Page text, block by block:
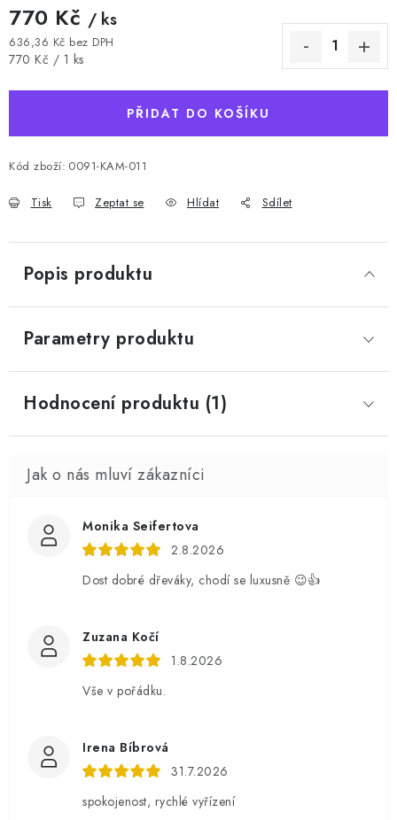
770 Kč / ks
636,36 Kč bez DPH
Měrná cena:
770 Kč / 1 ks
PŘIDAT DO KOŠÍKU
Kód zboží: 0091-KAM-011
Tisk Zeptat se Hlídat Sdílet
Popis produktu
Parametry produktu
Hodnocení produktu (1)
Monika Seifertova
2.8.2026
Dost dobré dřeváky, chodí se luxusně 😉👍
Zuzana Kočí
1.8.2026
Vše v pořádku.
Irena Bíbrová
31.7.2026
spokojenost, rychlé vyřízení